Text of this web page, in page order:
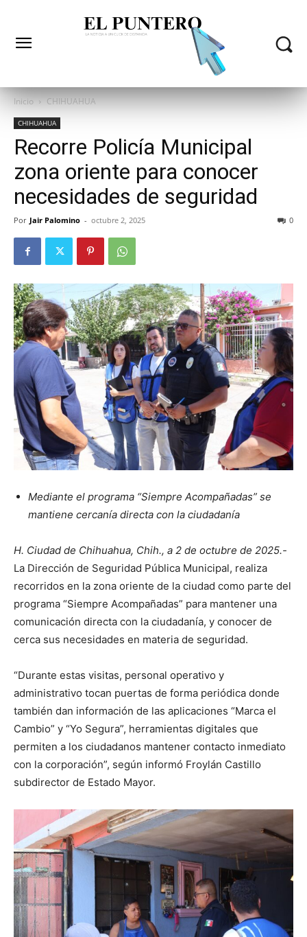
Inicio CHIHUAHUA
CHIHUAHUA
Recorre Policía Municipal
zona oriente para conocer
necesidades de seguridad
Por Jair Palomino - octubre 2, 2025 0
Mediante el programa “Siempre Acompañadas” se
mantiene cercanía directa con la ciudadanía
H. Ciudad de Chihuahua, Chih., a 2 de octubre de 2025.-
La Dirección de Seguridad Pública Municipal, realiza
recorridos en la zona oriente de la ciudad como parte del
programa “Siempre Acompañadas” para mantener una
comunicación directa con la ciudadanía, y conocer de
cerca sus necesidades en materia de seguridad.
“Durante estas visitas, personal operativo y
administrativo tocan puertas de forma periódica donde
también dan información de las aplicaciones “Marca el
Cambio” y “Yo Segura”, herramientas digitales que
permiten a los ciudadanos mantener contacto inmediato
con la corporación”, según informó Froylán Castillo
subdirector de Estado Mayor.